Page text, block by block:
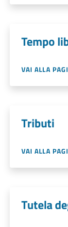
Tempo
VAI ALLA
Tributi
VAI ALLA
Tutela